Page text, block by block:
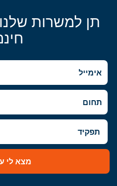
תן למשרות
מצא לי